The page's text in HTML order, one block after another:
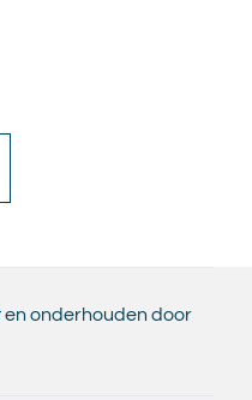
en onderhouden door